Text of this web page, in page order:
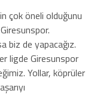
çok öneli olduğunu
biz de yapacağız.
ligde Giresunspor
Yollar, köprüler